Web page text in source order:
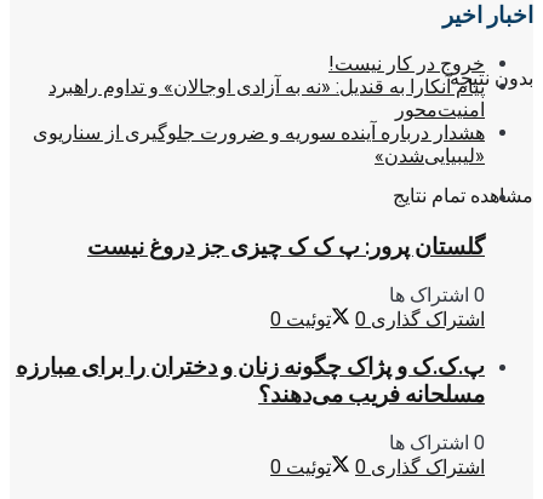
بدون نتیجه
مشاهده تمام نتایج
اخبار اخیر
خروج در کار نیست!
پیام آنکارا به قندیل: «نه به آزادی اوجالان» و تداوم راهبرد
امنیت‌محور
هشدار درباره آینده سوریه و ضرورت جلوگیری از سناریوی
«لیبیایی‌شدن»
گلستان پرور: پ ک ک چیزی جز دروغ نیست
0 اشتراک ها
اشتراک گذاری 0 توئیت 0
پ.ک.ک و پژاک چگونه زنان و دختران را برای مبارزه
مسلحانه فریب می‌دهند؟
0 اشتراک ها
اشتراک گذاری 0 توئیت 0